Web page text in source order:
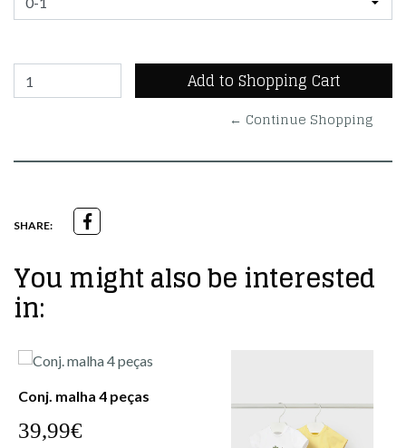
← Continue Shopping
SHARE:
You might also be interested
in:
Conj. malha 4 peças
39,99€